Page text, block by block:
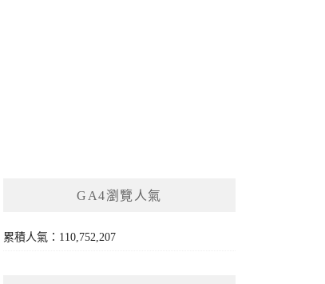
GA4瀏覽人氣
累積人氣：110,752,207